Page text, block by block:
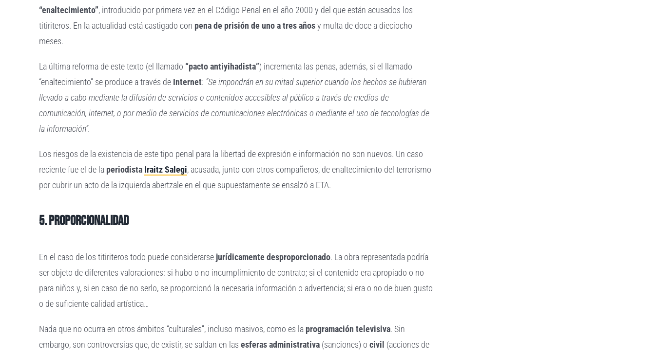
“enaltecimiento”, introducido por primera vez en el Código Penal en el año 2000 y del que están acusados los
titiriteros. En la actualidad está castigado con pena de prisión de uno a tres añosy multa de doce a dieciocho
meses.
La última reforma de este texto (el llamado “pacto antiyihadista”) incrementa las penas, además, si el llamado
“enaltecimiento” se produce a través de Internet: “Se impondrán en su mitad superior cuando los hechos se hubieran
llevado a cabo mediante la difusión de servicios o contenidos accesibles al público a través de medios de
comunicación, internet, o por medio de servicios de comunicaciones electrónicas o mediante el uso de tecnologías de
la información”.
Los riesgos de la existencia de este tipo penal para la libertad de expresión e información no son nuevos. Un caso
reciente fue el de la periodista Iraitz Salegi, acusada, junto con otros compañeros, de enaltecimiento del terrorismo
por cubrir un acto de la izquierda abertzale en el que supuestamente se ensalzó a ETA.
5. Proporcionalidad
En el caso de los titiriteros todo puede considerarse jurídicamente desproporcionado. La obra representada podría
ser objeto de diferentes valoraciones: si hubo o no incumplimiento de contrato; si el contenido era apropiado o no
para niños y, si en caso de no serlo, se proporcionó la necesaria información o advertencia; si era o no de buen gusto
o de suficiente calidad artística…
Nada que no ocurra en otros ámbitos “culturales”, incluso masivos, como es la programación televisiva.Sin
embargo, son controversias que, de existir, se saldan en lasesferas administrativa (sanciones) ocivil (acciones de